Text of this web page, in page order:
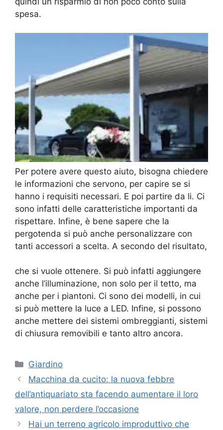
spesa.
Per potere avere questo aiuto, bisogna chiedere
le informazioni che servono, per capire se si
hanno i requisiti necessari. E poi partire da li. Ci
sono infatti delle caratteristiche importanti da
rispettare. Infine, è bene sapere che la
pergotenda si può anche personalizzare con
tanti accessori a scelta. A secondo del risultato,
che si vuole ottenere. Si può infatti aggiungere
anche l’illuminazione, non solo per il tetto, ma
anche per i piantoni. Ci sono dei modelli, in cui
si può mettere la luce a LED. Infine, si possono
anche mettere dei sistemi ombreggianti, sistemi
di chiusura removibili e tanto altro ancora.
Categorie
Giardino
Macchina da cucito: la nuova febbre
dell’antiquariato sta facendo aumentare il loro
valore, non perdere l’occasione
Hai un terreno agricolo improduttivo che